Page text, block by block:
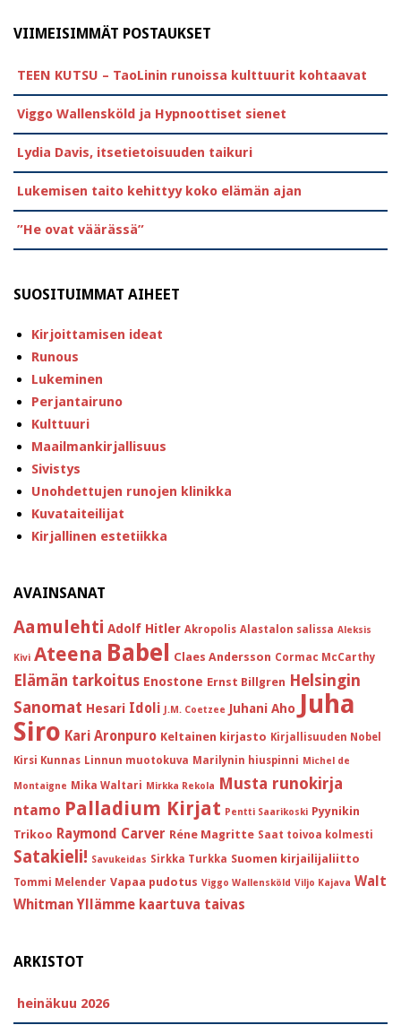
VIIMEISIMMÄT POSTAUKSET
TEEN KUTSU – TaoLinin runoissa kulttuurit kohtaavat
Viggo Wallensköld ja Hypnoottiset sienet
Lydia Davis, itsetietoisuuden taikuri
Lukemisen taito kehittyy koko elämän ajan
”He ovat väärässä”
SUOSITUIMMAT AIHEET
Kirjoittamisen ideat
Runous
Lukeminen
Perjantairuno
Kulttuuri
Maailmankirjallisuus
Sivistys
Unohdettujen runojen klinikka
Kuvataiteilijat
Kirjallinen estetiikka
AVAINSANAT
Aamulehti Adolf Hitler Akropolis Alastalon salissa Aleksis
Kivi Ateena Babel Claes Andersson Cormac McCarthy
Elämän tarkoitus Enostone Ernst Billgren Helsingin
Sanomat Hesari Idoli J.M. Coetzee Juhani Aho Juha
Siro Kari Aronpuro Keltainen kirjasto Kirjallisuuden Nobel
Kirsi Kunnas Linnun muotokuva Marilynin hiuspinni Michel de
Montaigne Mika Waltari Mirkka Rekola Musta runokirja
ntamo Palladium Kirjat Pentti Saarikoski Pyynikin
Trikoo Raymond Carver Réne Magritte Saat toivoa kolmesti
Satakieli! Savukeidas Sirkka Turkka Suomen kirjailijaliitto
Tommi Melender Vapaa pudotus Viggo Wallensköld Viljo Kajava Walt
Whitman Yllämme kaartuva taivas
ARKISTOT
heinäkuu 2026